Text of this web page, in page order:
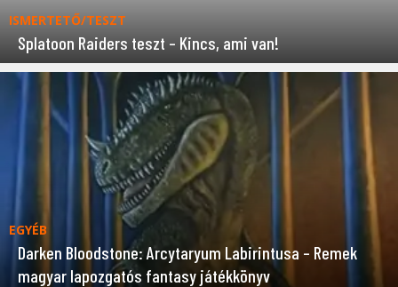
ISMERTETŐ/TESZT
Splatoon Raiders teszt – Kincs, ami van!
EGYÉB
Darken Bloodstone: Arcytaryum Labirintusa – Remek
magyar lapozgatós fantasy játékkönyv